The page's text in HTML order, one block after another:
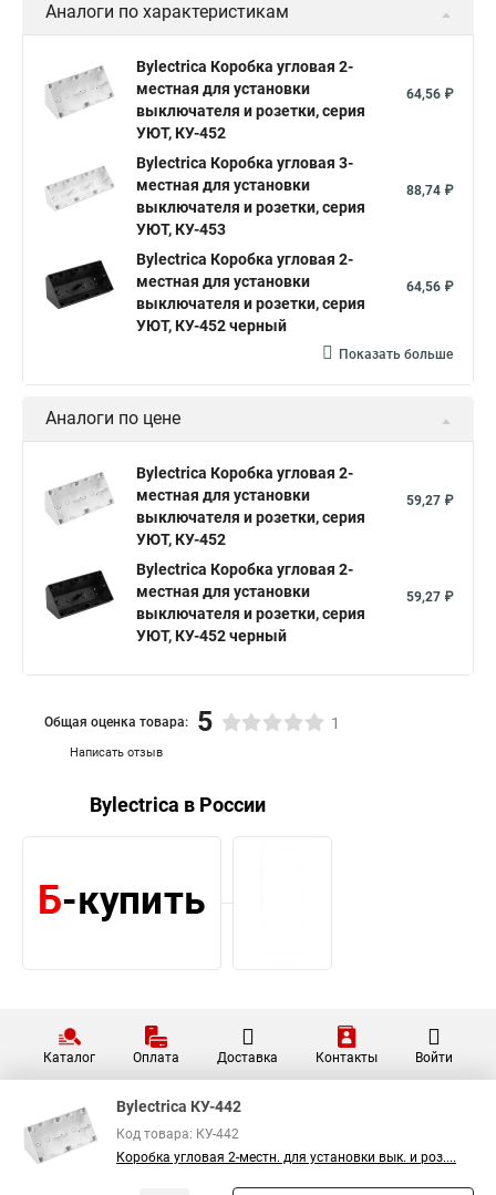
Аналоги по характеристикам
Bylectrica Коробка угловая 2-
местная для установки
выключателя и розетки, серия
УЮТ, КУ-452
64,56 ₽
Bylectrica Коробка угловая 3-
местная для установки
выключателя и розетки, серия
УЮТ, КУ-453
88,74 ₽
Bylectrica Коробка угловая 2-
местная для установки
выключателя и розетки, серия
УЮТ, КУ-452 черный
64,56 ₽
Показать больше
Аналоги по цене
Bylectrica Коробка угловая 2-
местная для установки
выключателя и розетки, серия
УЮТ, КУ-452
59,27 ₽
Bylectrica Коробка угловая 2-
местная для установки
выключателя и розетки, серия
УЮТ, КУ-452 черный
59,27 ₽
Написать отзыв
Общая оценка товара: 5 1
Bylectrica в России
Каталог Оплата Доставка Контакты Войти
Bylectrica КУ-442
Код товара: КУ-442
Коробка угловая 2-местн. для установки вык. и роз....